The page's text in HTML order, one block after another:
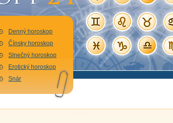
Denný horoskop
Čínsky horoskop
Slnečný horoskop
Erotický horoskop
Snár